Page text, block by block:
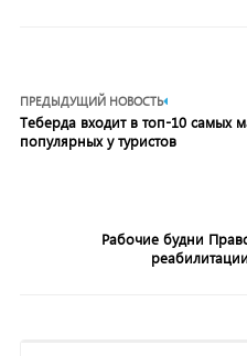
ПРЕДЫДУЩИЙ НОВОСТЬ
Теберда входит в топ-10 самых
популярных у туристов
Рабочие будни